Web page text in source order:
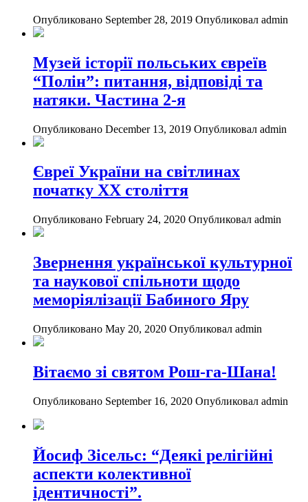
Опубликовано September 28, 2019 Опубликовал admin
Музей історії польських євреїв
“Полін”: питання, відповіді та
натяки. Частина 2-я
Опубликовано December 13, 2019 Опубликовал admin
Євреї України на світлинах
початку ХХ століття
Опубликовано February 24, 2020 Опубликовал admin
Звернення української культурної
та наукової спільноти щодо
меморіялізації Бабиного Яру
Опубликовано May 20, 2020 Опубликовал admin
Вітаємо зі святом Рош-га-Шана!
Опубликовано September 16, 2020 Опубликовал admin
Йосиф Зісельс: “Деякі релігійні
аспекти колективної
ідентичності”.